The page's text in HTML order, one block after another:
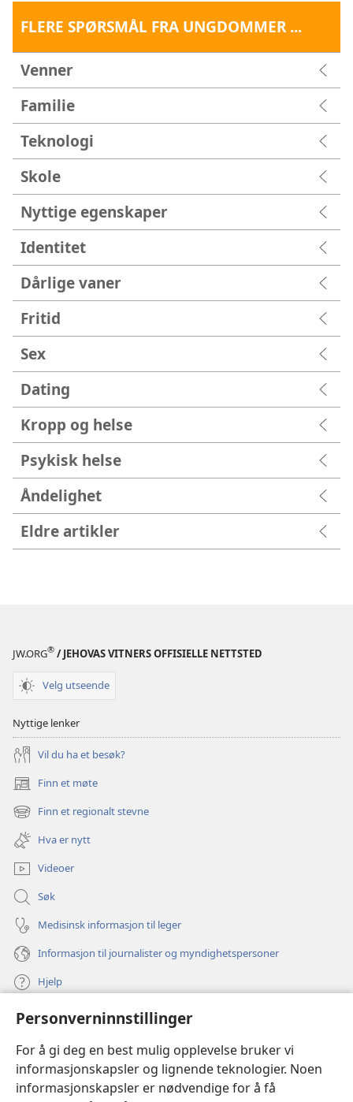
Personverninnstillinger
For å gi deg en best mulig opplevelse bruker vi
informasjonskapsler og lignende teknologier. Noen
informasjonskapsler er nødvendige for å få
FLERE SPØRSMÅL FRA UNGDOMMER ...
Venner
Familie
Teknologi
Skole
Nyttige egenskaper
Identitet
Dårlige vaner
Fritid
Sex
Dating
Kropp og helse
Psykisk helse
Åndelighet
Eldre artikler
JW.ORG® / JEHOVAS VITNERS OFFISIELLE NETTSTED
Velg utseende
Nyttige lenker
Vil du ha et besøk?
Finn et møte
(åpner
nytt
vindu)
Finn et regionalt stevne
(åpner
nytt
vindu)
Hva er nytt
Videoer
Søk
Medisinsk informasjon til leger
Informasjon til journalister og myndighetspersoner
Hjelp
Bidrag
(åpner
nytt
vindu)Watchtower ONLINE LIBRARY™
(åpner
nytt